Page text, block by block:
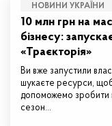
НОВИНИ УКРАЇНИ
10 млн грн на
бізнесу:
«Траєкторія»
Ви вже запустили
шукаєте ресурси, щоб
допоможемо зробити
сезон…